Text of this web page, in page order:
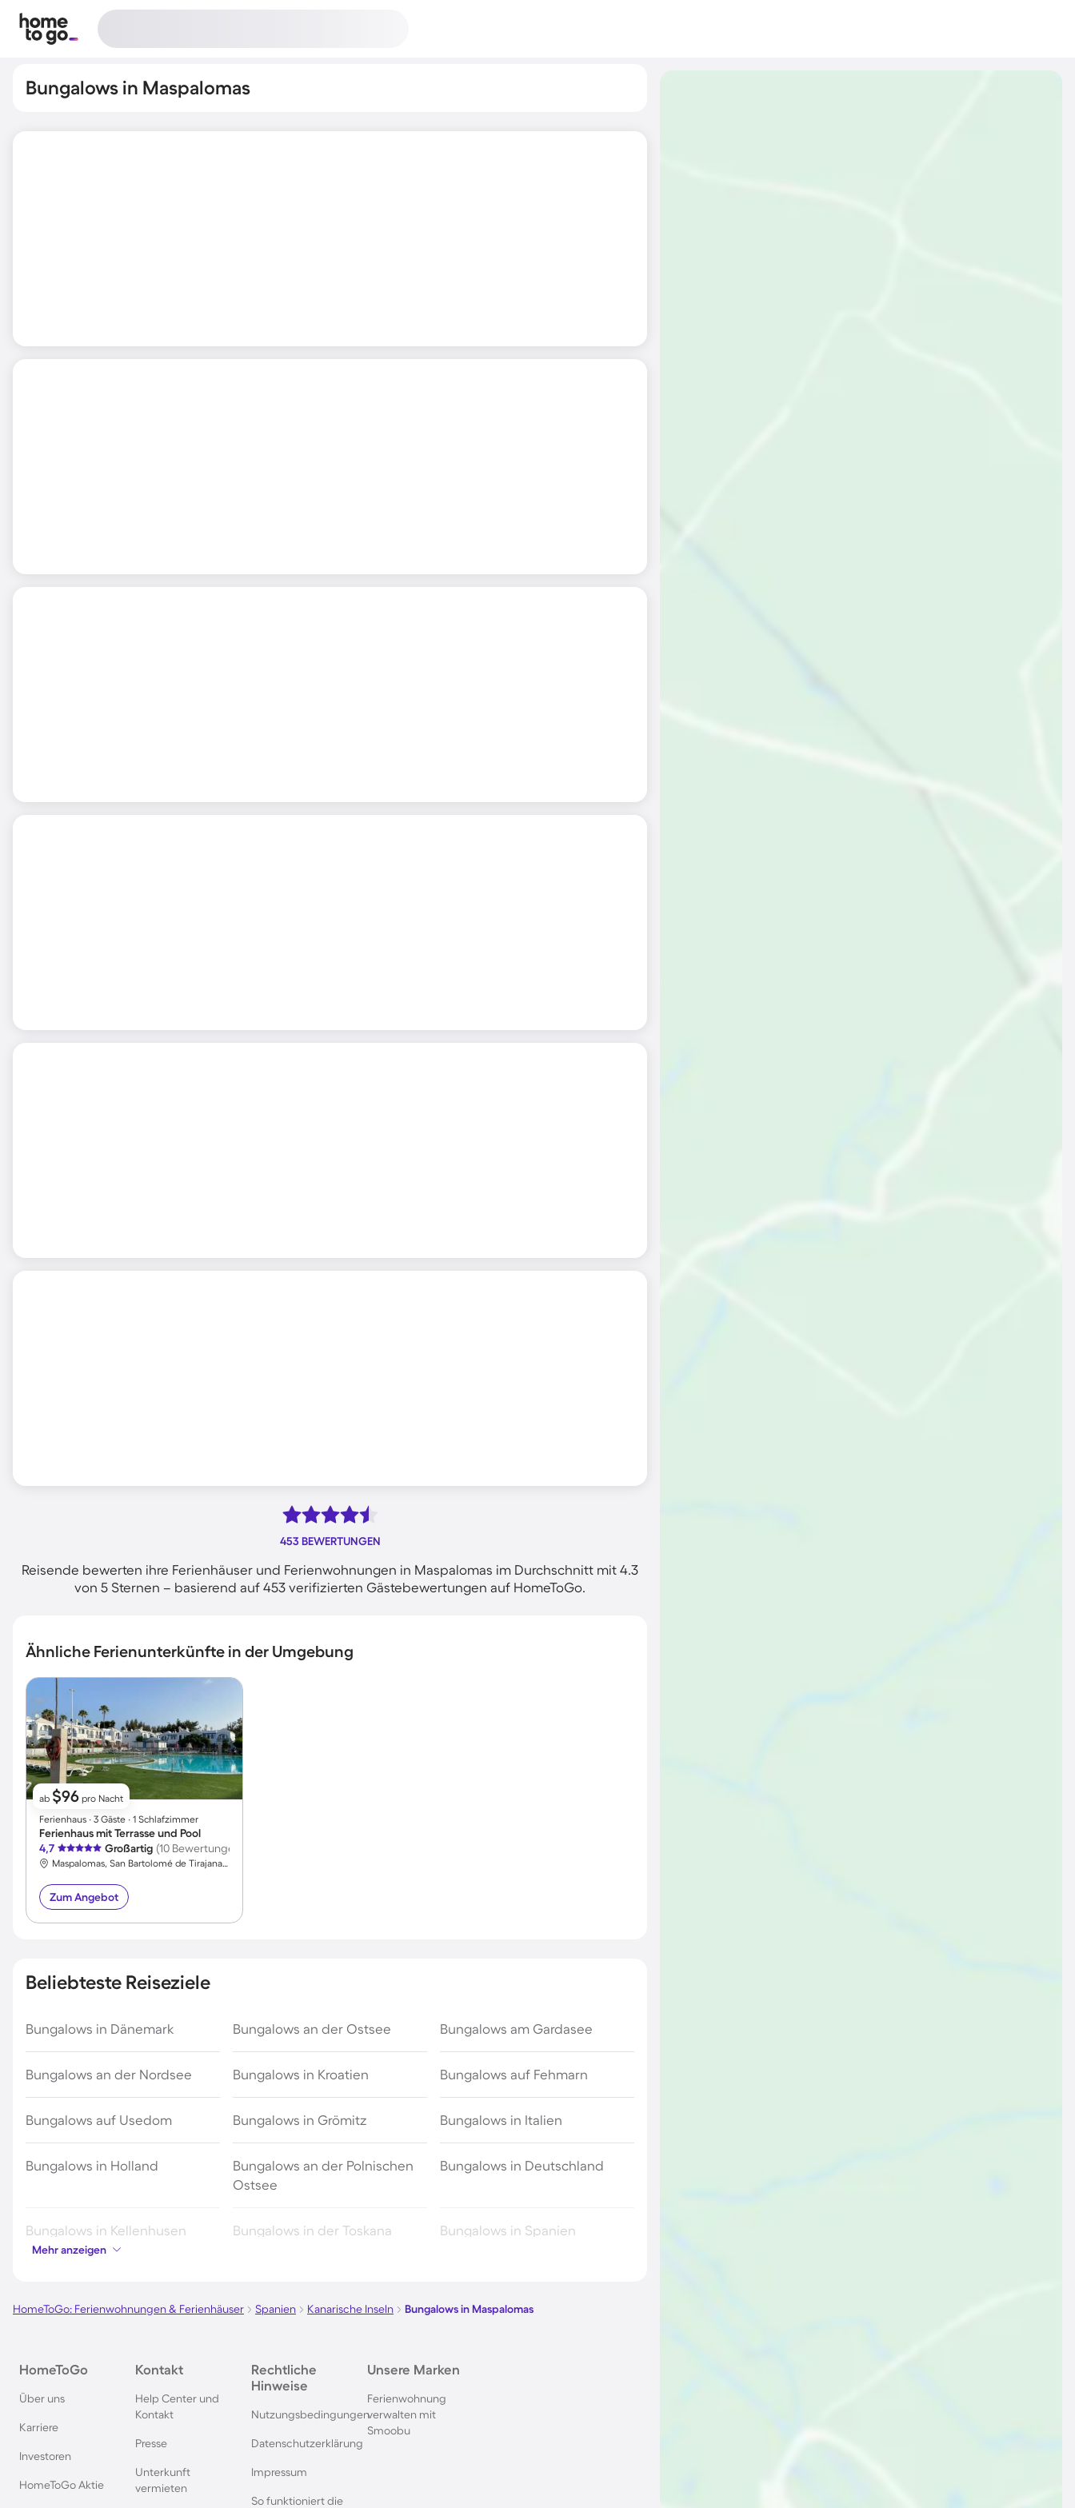
Bungalows in Maspalomas
453 BEWERTUNGEN
Reisende bewerten ihre Ferienhäuser und Ferienwohnungen in Maspalomas im Durchschnitt mit 4.3
von 5 Sternen – basierend auf 453 verifizierten Gästebewertungen auf HomeToGo.
Ähnliche Ferienunterkünfte in der Umgebung
ab $96 pro Nacht
Ferienhaus ∙ 3 Gäste ∙ 1 Schlafzimmer
Ferienhaus mit Terrasse und Pool
4,7
Großartig (10 Bewertungen)
Maspalomas, San Bartolomé de Tirajana, Spanien
Zum Angebot
Beliebteste Reiseziele
Bungalows in Dänemark Bungalows an der Ostsee Bungalows am Gardasee
Bungalows an der Nordsee Bungalows in Kroatien Bungalows auf Fehmarn
Bungalows auf Usedom Bungalows in Grömitz Bungalows in Italien
Bungalows in Holland
Bungalows an der Polnischen
Ostsee
Bungalows in Deutschland
Bungalows in Kellenhusen Bungalows in der Toskana Bungalows in Spanien
Bungalows auf Teneriffa Bungalows im Sauerland Bungalows in Callantsoog
Bungalows auf Gran Canaria Bungalows in Zoutelande
Bungalows in Julianadorp
Bungalows am Ijsselmeer
Mehr anzeigen
HomeToGo: Ferienwohnungen & Ferienhäuser Spanien Kanarische Inseln Bungalows in Maspalomas
HomeToGo
Über uns
Karriere
Investoren
HomeToGo Aktie
Kontakt
Help Center und
Kontakt
Presse
Unterkunft
vermieten
Rechtliche
Hinweise
Nutzungsbedingungen
Datenschutzerklärung
Impressum
So funktioniert die
Unsere Marken
Ferienwohnung
verwalten mit
Smoobu